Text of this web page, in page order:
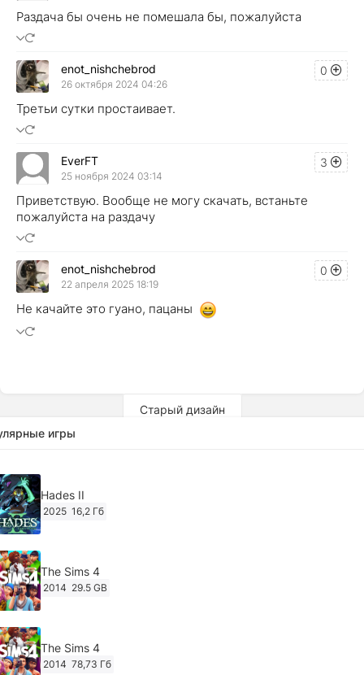
Раздача бы очень не помешала бы, пожалуйста
0
enot_nishchebrod
26 октября 2024 04:26
Третьи сутки простаивает.
3
EverFT
25 ноября 2024 03:14
Приветствую. Вообще не могу скачать, встаньте
пожалуйста на раздачу
0
enot_nishchebrod
22 апреля 2025 18:19
Не качайте это гуано, пацаны
Старый дизайн
игры
Hades II
2025 16,2 Гб
The Sims 4
2014 29.5 GB
The Sims 4
2014 78,73 Гб